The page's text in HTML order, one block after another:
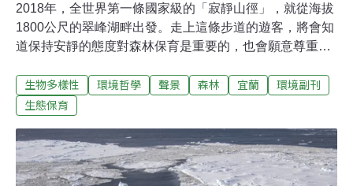
2018年，全世界第一條國家級的「寂靜山徑」，就從海拔
1800公尺的翠峰湖畔出發。走上這條步道的遊客，將會知
道保持安靜的態度對森林保育是重要的，也會願意尊重這
得不一樣的收穫。太平山，曾是台灣三大林場之一。如
今，走過伐木歲月，自然萬物在此休養生息，展現了繽紛
沛的雨量，讓這裡的森林被厚重的苔蘚所包覆，成了絕佳
的吸音泡棉，也造就出最天然的音響試聽間，成為台灣最
寂靜的地方，然而，美好的旋律，必須配合著安靜的心，
生物多樣性 環境哲學 聲景 森林 宜蘭
環境副刊
生態保育